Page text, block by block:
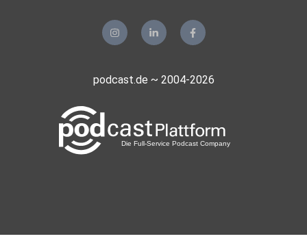
podcast.de ~ 2004-2026